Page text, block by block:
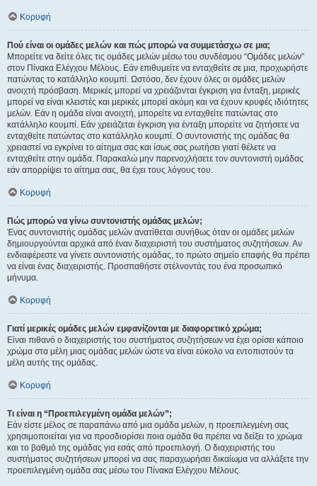
Κορυφή
Πού είναι οι ομάδες μελών και πώς μπορώ να συμμετάσχω σε μια;
Μπορείτε να δείτε όλες τις ομάδες μελών μέσω του συνδέσμου “Ομάδες μελών”
στον Πίνακα Ελέγχου Μέλους. Εάν επιθυμείτε να ενταχθείτε σε μια, προχωρήστε
πατώντας το κατάλληλο κουμπί. Ωστόσο, δεν έχουν όλες οι ομάδες μελών
ανοιχτή πρόσβαση. Μερικές μπορεί να χρειάζονται έγκριση για ένταξη, μερικές
μπορεί να είναι κλειστές και μερικές μπορεί ακόμη και να έχουν κρυφές ιδιότητες
μελών. Εάν η ομάδα είναι ανοιχτή, μπορείτε να ενταχθείτε πατώντας στο
κατάλληλο κουμπί. Εάν χρειάζεται έγκριση για ένταξη μπορείτε να ζητήσετε να
ενταχθείτε πατώντας στο κατάλληλο κουμπί. Ο συντονιστής της ομάδας θα
χρειαστεί να εγκρίνει το αίτημα σας και ίσως σας ρωτήσει γιατί θέλετε να
ενταχθείτε στην ομάδα. Παρακαλώ μην παρενοχλήσετε τον συντονιστή ομάδας
εάν απορρίψει το αίτημα σας, θα έχει τους λόγους του.
Κορυφή
Πώς μπορώ να γίνω συντονιστής ομάδας μελών;
Ένας συντονιστής ομάδας μελών ανατίθεται συνήθως όταν οι ομάδες μελών
δημιουργούνται αρχικά από έναν διαχειριστή του συστήματος συζητήσεων. Αν
ενδιαφέρεστε να γίνετε συντονιστής ομάδας, το πρώτο σημείο επαφής θα πρέπει
να είναι ένας διαχειριστής. Προσπαθήστε στέλνοντάς του ένα προσωπικό
μήνυμα.
Κορυφή
Γιατί μερικές ομάδες μελών εμφανίζονται με διαφορετικό χρώμα;
Είναι πιθανό ο διαχειριστής του συστήματος συζητήσεων να έχει ορίσει κάποιο
χρώμα στα μέλη μιας ομάδας μελών ώστε να είναι εύκολο να εντοπιστούν τα
μέλη αυτής της ομάδας.
Κορυφή
Τι είναι η “Προεπιλεγμένη ομάδα μελών”;
Εάν είστε μέλος σε παραπάνω από μια ομάδα μελών, η προεπιλεγμένη σας
χρησιμοποιείται για να προσδιορίσει ποια ομάδα θα πρέπει να δείξει το χρώμα
και το βαθμό της ομάδας για εσάς από προεπιλογή. Ο διαχειριστής του
συστήματος συζητήσεων μπορεί να σας παραχωρήσει δικαίωμα να αλλάξετε την
προεπιλεγμένη ομάδα σας μέσω του Πίνακα Ελέγχου Μέλους.